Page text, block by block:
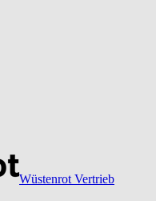
Wüstenrot Vertrieb